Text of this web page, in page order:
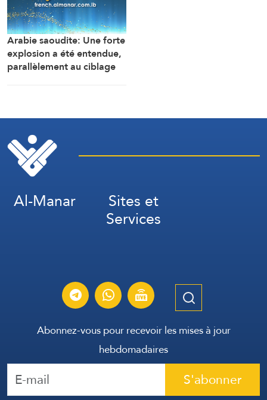
Arabie saoudite: Une forte
explosion a été entendue,
parallèlement au ciblage
Al-Manar Sites et
Services
Abonnez-vous pour recevoir les mises à jour
hebdomadaires
S'abonner